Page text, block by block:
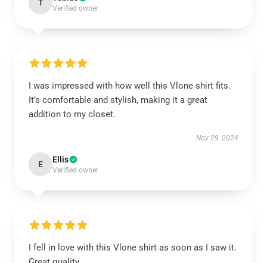
T
Verified owner
I was impressed with how well this Vlone shirt fits.
It’s comfortable and stylish, making it a great
addition to my closet.
Nov 29, 2024
E Ellis
Verified owner
I fell in love with this Vlone shirt as soon as I saw it.